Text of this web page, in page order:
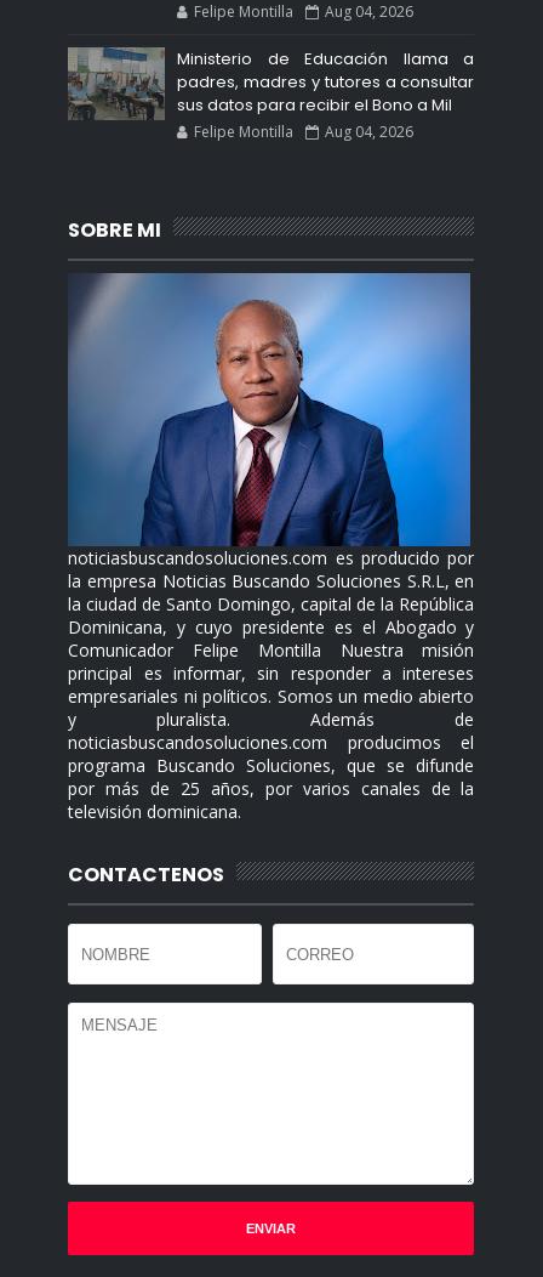
Felipe Montilla Aug 04, 2026
Ministerio de Educación llama a
padres, madres y tutores a consultar
sus datos para recibir el Bono a Mil
Felipe Montilla Aug 04, 2026
SOBRE MI
noticiasbuscandosoluciones.com es producido por
la empresa Noticias Buscando Soluciones S.R.L, en
la ciudad de Santo Domingo, capital de la República
Dominicana, y cuyo presidente es el Abogado y
Comunicador Felipe Montilla Nuestra misión
principal es informar, sin responder a intereses
empresariales ni políticos. Somos un medio abierto
y pluralista. Además de
noticiasbuscandosoluciones.com producimos el
programa Buscando Soluciones, que se difunde
por más de 25 años, por varios canales de la
televisión dominicana.
CONTACTENOS